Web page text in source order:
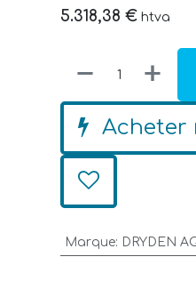
5.318,38 € htva
Acheter
Marque: DRYDEN